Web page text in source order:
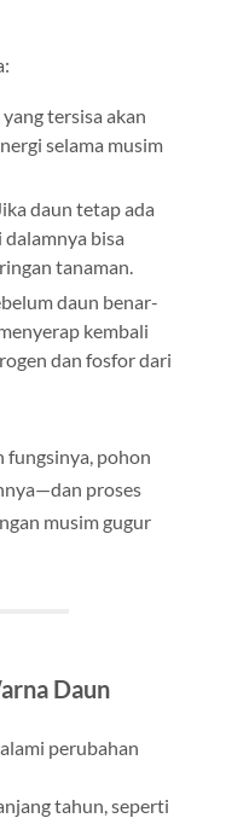
tersisa akan
selama musim
daun tetap ada
bisa
tanaman.
daun benar-
kembali
dan fosfor dari
fungsinya, pohon
proses
musim gugur
Daun
perubahan
tahun, seperti